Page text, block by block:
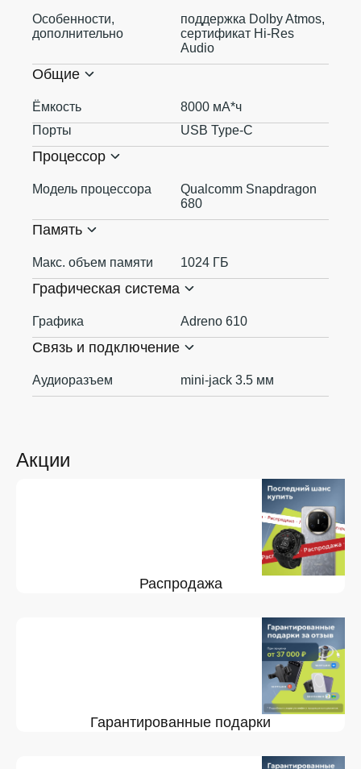
Акции
Распродажа
Гарантированные подарки
Особенности,
дополнительно
поддержка Dolby Atmos,
сертификат Hi-Res
Audio
Общие
Ёмкость
8000 мА*ч
Порты
USB Type-C
Процессор
Модель процессора
Qualcomm Snapdragon
680
Память
Макс. объем памяти 1024 ГБ
Графическая система
Графика Adreno 610
Связь и подключение
Аудиоразъем mini-jack 3.5 мм